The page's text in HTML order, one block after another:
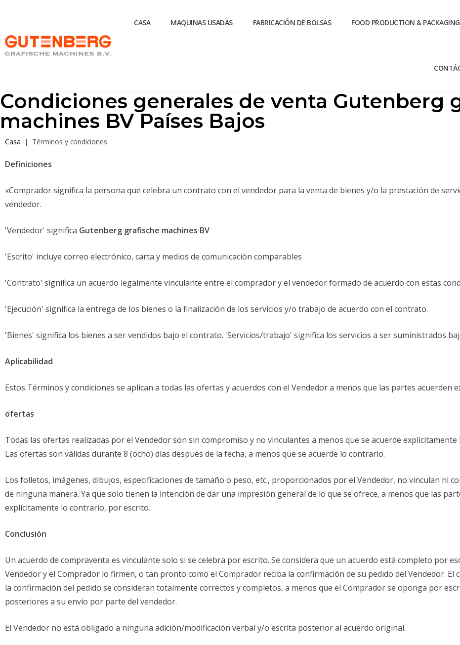
CASA MAQUINAS USADAS FABRICACIÓN DE BOLSAS FOOD PRODUCTION & PACKAGING
Condiciones generales de venta Gutenberg
machines BV Países Bajos
Casa | Términos y condiciones
Definiciones
«Comprador significa la persona que celebra un contrato con el vendedor para la venta de bienes y/o la prestación de
vendedor.
'Vendedor' significa Gutenberg grafische machines BV
'Escrito' incluye correo electrónico, carta y medios de comunicación comparables
'Contrato' significa un acuerdo legalmente vinculante entre el comprador y el vendedor formado de acuerdo con estas
'Ejecución' significa la entrega de los bienes o la finalización de los servicios y/o trabajo de acuerdo con el contrato.
'Bienes' significa los bienes a ser vendidos bajo el contrato. 'Servicios/trabajo' significa los servicios a ser suministrados
Aplicabilidad
Estos Términos y condiciones se aplican a todas las ofertas y acuerdos con el Vendedor a menos que las partes acuerden
ofertas
Todas las ofertas realizadas por el Vendedor son sin compromiso y no vinculantes a menos que se acuerde
Las ofertas son válidas durante 8 (ocho) días después de la fecha, a menos que se acuerde lo contrario.
Los folletos, imágenes, dibujos, especificaciones de tamaño o peso, etc., proporcionados por el Vendedor, no vinculan ni
de ninguna manera. Ya que solo tienen la intención de dar una impresión general de lo que se ofrece, a menos que las
explícitamente lo contrario, por escrito.
Conclusión
Un acuerdo de compraventa es vinculante solo si se celebra por escrito. Se considera que un acuerdo está completo por
Vendedor y el Comprador lo firmen, o tan pronto como el Comprador reciba la confirmación de su pedido del Vendedor. El
la confirmación del pedido se consideran totalmente correctos y completos, a menos que el Comprador se oponga por
posteriores a su envío por parte del vendedor.
El Vendedor no está obligado a ninguna adición/modificación verbal y/o escrita posterior al acuerdo original.